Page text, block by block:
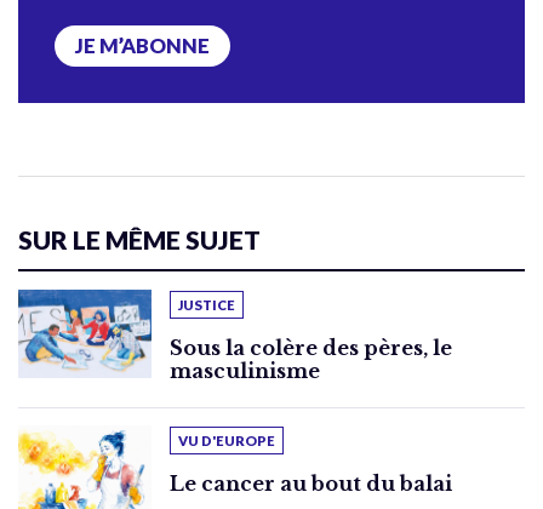
JE M’ABONNE
SUR LE MÊME SUJET
JUSTICE
Sous la colère des pères, le
masculinisme
VU D'EUROPE
Le cancer au bout du balai